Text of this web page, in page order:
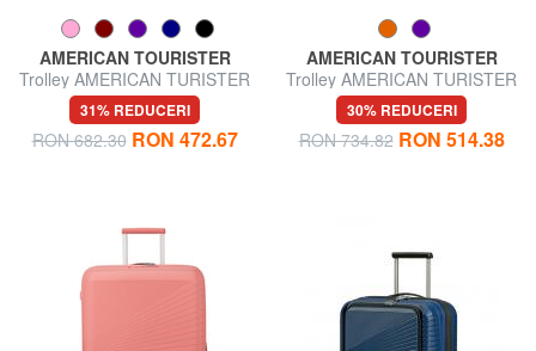
AMERICAN TOURISTER
Trolley AMERICAN TURISTER
AIRCONIC, bagaje de mână,
ușoare
31% REDUCERI
RON 682.30 RON 472.67
AMERICAN TOURISTER
Trolley AMERICAN TURISTER
AIRCONIC, mărime medie,
ușoară
30% REDUCERI
RON 734.82 RON 514.38